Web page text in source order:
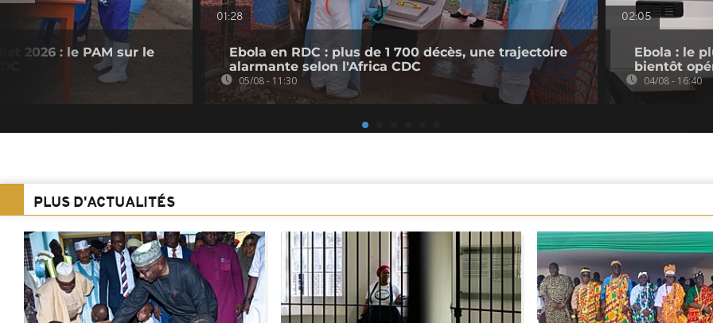
2026 : le PAM sur le
01:28
Ebola en RDC : plus de 1 700 décès, une trajectoire
alarmante selon l'Africa CDC
05/08 - 11:30
02:05
Ebola : le
bientôt
04/08 - 16:40
PLUS D'ACTUALITÉS